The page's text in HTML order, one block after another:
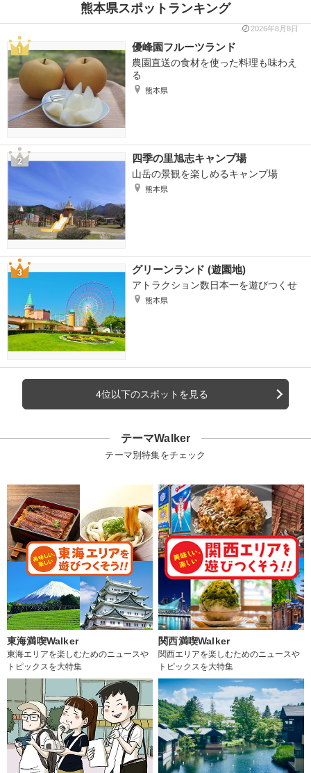
熊本県スポットランキング
2026年8月8日
優峰園フルーツランド
農園直送の食材を使った料理も味わえ
る
熊本県
四季の里旭志キャンプ場
山岳の景観を楽しめるキャンプ場
熊本県
グリーンランド (遊園地)
アトラクション数日本一を遊びつくせ
熊本県
4位以下のスポットを見る
テーマWalker
テーマ別特集をチェック
東海満喫Walker
東海エリアを楽しむためのニュースや
トピックスを大特集
関西満喫Walker
関西エリアを楽しむためのニュースや
トピックスを大特集